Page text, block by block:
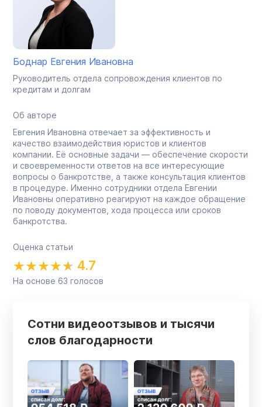
Боднар Евгения Ивановна
Руководитель отдела сопровождения клиентов по
кредитам и долгам
Об авторе
Евгения Ивановна отвечает за эффективность и
качество взаимодействия юристов и клиентов
компании. Её основные задачи — обеспечение скорости
и своевременности ответов на все интересующие
вопросы о банкротстве, а также консультация клиентов
в процедуре. Именно сотрудники отдела Евгении
Ивановны оперативно реагируют на каждое обращение
по поводу документов, хода процесса или сроков
банкротства.
Оценка статьи
4.7
На основе 63 голосов
Сотни видеоотзывов и тысячи
слов благодарности